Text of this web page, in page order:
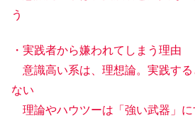
う
・実践者から嫌われてしまう理由
意識高い系は、理想論。実践す
ない
理論やハウツーは「強い武器」に